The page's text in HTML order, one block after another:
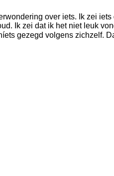
over iets. Ik zei iets
Ik zei dat ik het niet leuk
gezegd volgens zichzelf.